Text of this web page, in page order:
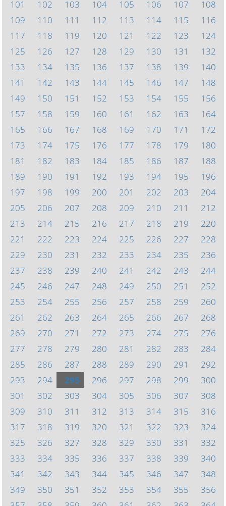
101
102 103 104 105 106 107
108
109
110 111 112 113 114 115
116
117
118 119 120 121 122 123
124
125
126 127 128 129 130 131
132
133
134 135 136 137 138 139
140
141
142 143 144 145 146 147
148
149
150 151 152 153 154 155
156
157
158 159 160 161 162 163
164
165
166 167 168 169 170 171
172
173
174 175 176 177 178 179
180
181
182 183 184 185 186 187
188
189
190 191 192 193 194 195
196
197
198 199 200 201 202 203
204
205
206 207 208 209 210 211
212
213
214 215 216 217 218 219
220
221
222 223 224 225 226 227
228
229
230 231 232 233 234 235
236
237
238 239 240 241 242 243
244
245
246 247 248 249 250 251
252
253
254 255 256 257 258 259
260
261
262 263 264 265 266 267
268
269
270 271 272 273 274 275
276
277
278 279 280 281 282 283
284
285
286 287 288 289 290 291
292
293
294 295 296 297 298 299
300
301
302 303 304 305 306 307
308
309
310 311 312 313 314 315
316
317
318 319 320 321 322 323
324
325
326 327 328 329 330 331
332
333
334 335 336 337 338 339
340
341
342 343 344 345 346 347
348
349
350 351 352 353 354 355
356